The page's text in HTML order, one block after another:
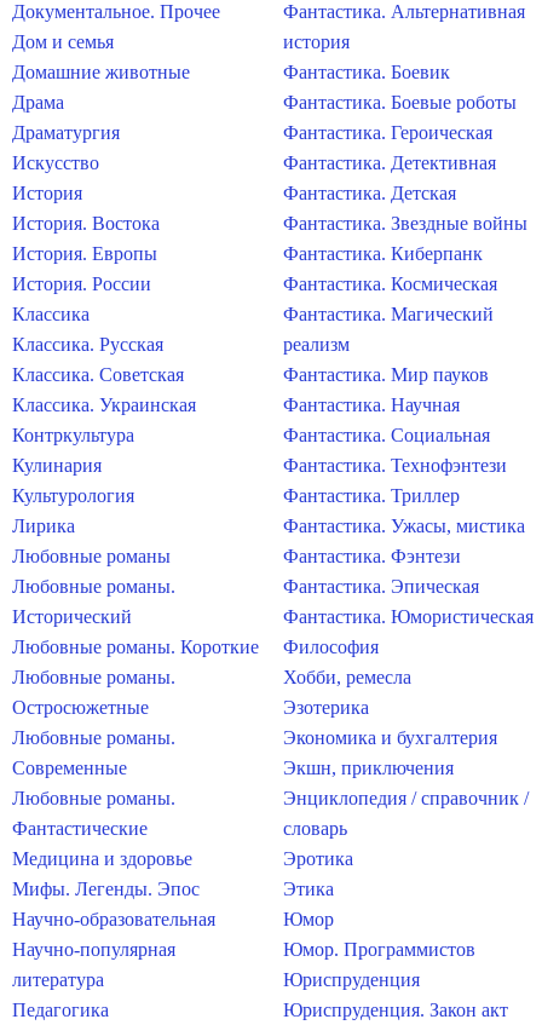
Документальное. Прочее
Дом и семья
Домашние животные
Драма
Драматургия
Искусство
История
История. Востока
История. Европы
История. России
Классика
Классика. Русская
Классика. Советская
Классика. Украинская
Контркультура
Кулинария
Культурология
Лирика
Любовные романы
Любовные романы.
Исторический
Любовные романы. Короткие
Любовные романы.
Остросюжетные
Любовные романы.
Современные
Любовные романы.
Фантастические
Медицина и здоровье
Мифы. Легенды. Эпос
Научно-образовательная
Научно-популярная
литература
Педагогика
Фантастика. Альтернативная
история
Фантастика. Боевик
Фантастика. Боевые роботы
Фантастика. Героическая
Фантастика. Детективная
Фантастика. Детская
Фантастика. Звездные войны
Фантастика. Киберпанк
Фантастика. Космическая
Фантастика. Магический
реализм
Фантастика. Мир пауков
Фантастика. Научная
Фантастика. Социальная
Фантастика. Технофэнтези
Фантастика. Триллер
Фантастика. Ужасы, мистика
Фантастика. Фэнтези
Фантастика. Эпическая
Фантастика. Юмористическая
Философия
Хобби, ремесла
Эзотерика
Экономика и бухгалтерия
Экшн, приключения
Энциклопедия / справочник /
словарь
Эротика
Этика
Юмор
Юмор. Программистов
Юриспруденция
Юриспруденция. Закон акт